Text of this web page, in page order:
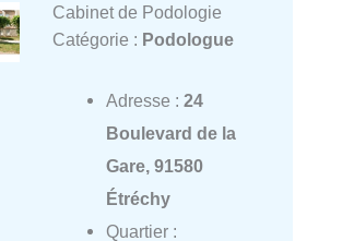
Cabinet de Podologie
Catégorie : Podologue
Adresse : 24
Boulevard de la
Gare, 91580
Étréchy
Quartier :